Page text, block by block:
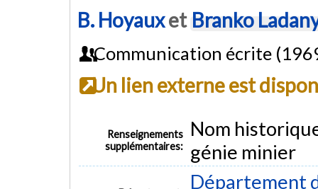
B. Hoyauxet Branko
Communication écrite
Un lien externe est
Renseignements
supplémentaires:
Nom
génie minier
Département